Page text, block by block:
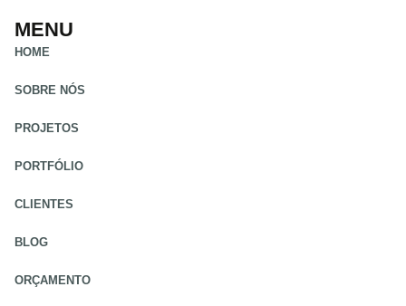
MENU
HOME
SOBRE NÓS
PROJETOS
PORTFÓLIO
CLIENTES
BLOG
ORÇAMENTO